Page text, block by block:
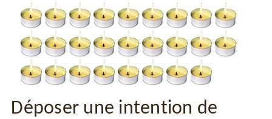
Déposer une intention de